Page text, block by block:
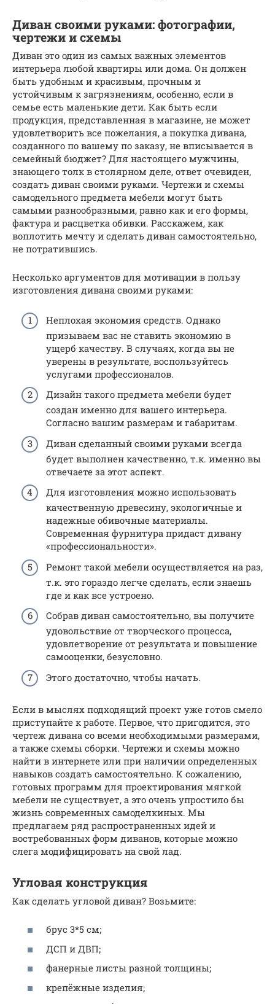
Диван своими руками: фотографии,
чертежи и схемы
Диван это один из самых важных элементов
интерьера любой квартиры или дома. Он должен
быть удобным и красивым, прочным и
устойчивым к загрязнениям, особенно, если в
семье есть маленькие дети. Как быть если
продукция, представленная в магазине, не может
удовлетворить все пожелания, а покупка дивана,
созданного по вашему по заказу, не вписывается в
семейный бюджет? Для настоящего мужчины,
знающего толк в столярном деле, ответ очевиден,
создать диван своими руками. Чертежи и схемы
самодельного предмета мебели могут быть
самыми разнообразными, равно как и его формы,
фактура и расцветка обивки. Расскажем, как
воплотить мечту и сделать диван самостоятельно,
не потратившись.
Несколько аргументов для мотивации в пользу
изготовления дивана своими руками:
Неплохая экономия средств. Однако
призываем вас не ставить экономию в
ущерб качеству. В случаях, когда вы не
уверены в результате, воспользуйтесь
услугами профессионалов.
Дизайн такого предмета мебели будет
создан именно для вашего интерьера.
Согласно вашим размерам и габаритам.
Диван сделанный своими руками всегда
будет выполнен качественно, т.к. именно вы
отвечаете за этот аспект.
Для изготовления можно использовать
качественную древесину, экологичные и
надежные обивочные материалы.
Современная фурнитура придаст дивану
«профессиональности».
Ремонт такой мебели осуществляется на раз,
т.к. это гораздо легче сделать, если знаешь
где и как все устроено. ​
Собрав диван самостоятельно, вы получите
удовольствие от творческого процесса,
удовлетворение от результата и повышение
самооценки, безусловно.
Этого достаточно, чтобы начать.
Если в мыслях подходящий проект уже готов смело
приступайте к работе. Первое, что пригодится, это
чертеж дивана со всеми необходимыми размерами,
а также схемы сборки. Чертежи и схемы можно
найти в интернете или при наличии определенных
навыков создать самостоятельно. К сожалению,
готовых программ для проектирования мягкой
мебели не существует, а это очень упростило бы
жизнь современных самоделкиных. Мы
предлагаем ряд распространенных идей и
востребованных форм диванов, которые можно
слега модифицировать на свой лад.
Угловая конструкция
Как сделать угловой диван? Возьмите:
брус 3*5 см;
ДСП и ДВП;
фанерные листы разной толщины;
крепёжные изделия;